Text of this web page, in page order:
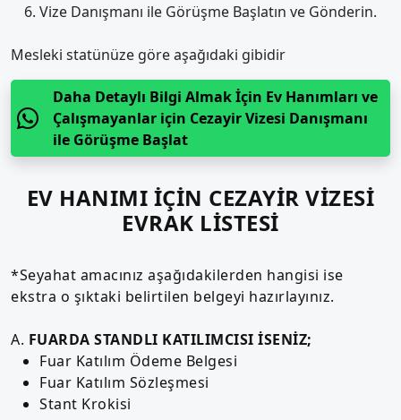
Vize Danışmanı ile Görüşme Başlatın ve Gönderin.
Mesleki statünüze göre aşağıdaki gibidir
Daha Detaylı Bilgi Almak İçin Ev Hanımları ve
Çalışmayanlar için Cezayir Vizesi Danışmanı
ile Görüşme Başlat
EV HANIMI İÇİN CEZAYİR VİZESİ
EVRAK LİSTESİ
*Seyahat amacınız aşağıdakilerden hangisi ise
ekstra o şıktaki belirtilen belgeyi hazırlayınız.
A. FUARDA STANDLI KATILIMCISI İSENİZ;
Fuar Katılım Ödeme Belgesi
Fuar Katılım Sözleşmesi
Stant Krokisi